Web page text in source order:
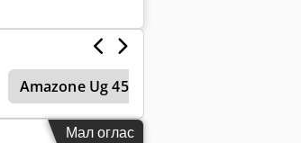
Amazone Ug 4500
Мал оглас